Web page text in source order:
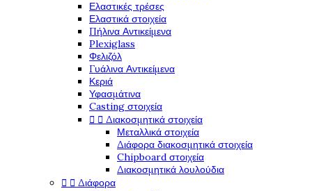
Ελαστικές τρέσες
Ελαστικά στοιχεία
Πήλινα Αντικείμενα
Plexiglass
Φελιζόλ
Γυάλινα Αντικείμενα
Κεριά
Υφασμάτινα
Casting στοιχεία
  Διακοσμητικά στοιχεία
Μεταλλικά στοιχεία
Διάφορα διακοσμητικά στοιχεία
Chipboard στοιχεία
Διακοσμητικά λουλούδια
  Διάφορα